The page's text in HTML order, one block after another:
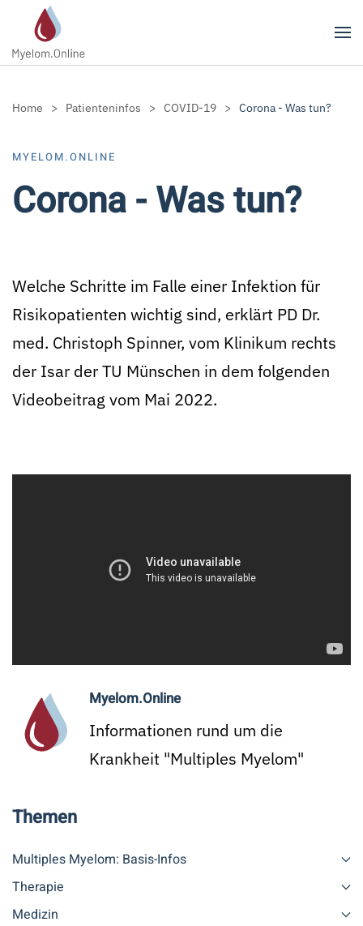
Zum Hauptinhalt springen
Home Patienteninfos COVID-19 Corona - Was tun?
MYELOM.ONLINE
Corona - Was tun?
Welche Schritte im Falle einer Infektion für
Risikopatienten wichtig sind, erklärt PD Dr.
med. Christoph Spinner, vom Klinikum rechts
der Isar der TU Münschen in dem folgenden
Videobeitrag vom Mai 2022.
Myelom.Online
Informationen rund um die
Krankheit "Multiples Myelom"
Themen
Multiples Myelom: Basis-Infos
Therapie
Medizin